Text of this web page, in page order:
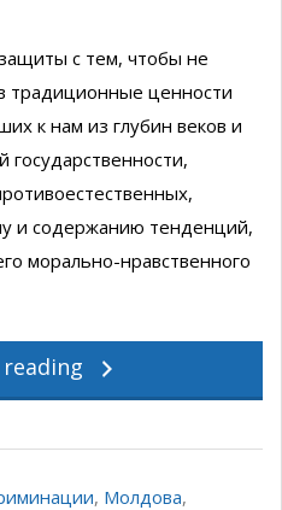
с тем, чтобы не
традиционные ценности
к нам из глубин веков и
и содержанию тенденций,
морально-нравственного
, Молдова,